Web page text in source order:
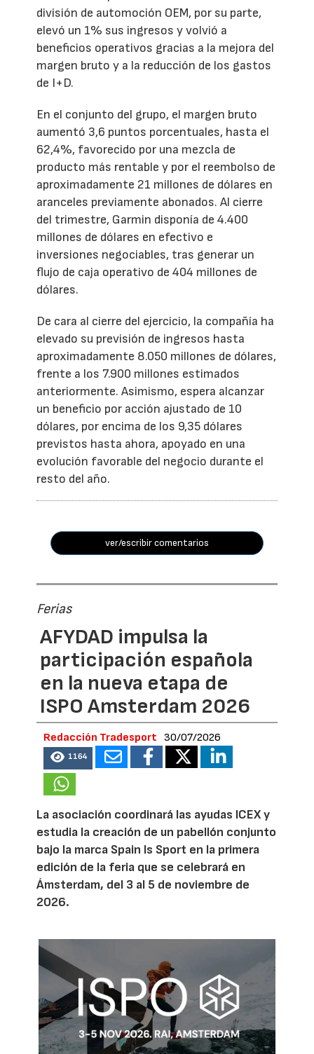
división de automoción OEM, por su parte,
elevó un 1% sus ingresos y volvió a
beneficios operativos gracias a la mejora del
margen bruto y a la reducción de los gastos
de I+D.
En el conjunto del grupo, el margen bruto
aumentó 3,6 puntos porcentuales, hasta el
62,4%, favorecido por una mezcla de
producto más rentable y por el reembolso de
aproximadamente 21 millones de dólares en
aranceles previamente abonados. Al cierre
del trimestre, Garmin disponía de 4.400
millones de dólares en efectivo e
inversiones negociables, tras generar un
flujo de caja operativo de 404 millones de
dólares.
De cara al cierre del ejercicio, la compañía ha
elevado su previsión de ingresos hasta
aproximadamente 8.050 millones de dólares,
frente a los 7.900 millones estimados
anteriormente. Asimismo, espera alcanzar
un beneficio por acción ajustado de 10
dólares, por encima de los 9,35 dólares
previstos hasta ahora, apoyado en una
evolución favorable del negocio durante el
resto del año.
ver/escribir comentarios
Ferias
AFYDAD impulsa la
participación española
en la nueva etapa de
ISPO Amsterdam 2026
Redacción Tradesport 30/07/2026
1164
La asociación coordinará las ayudas ICEX y
estudia la creación de un pabellón conjunto
bajo la marca Spain Is Sport en la primera
edición de la feria que se celebrará en
Ámsterdam, del 3 al 5 de noviembre de
2026.